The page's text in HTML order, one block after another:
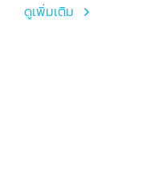
ดูเพิ่มเติม